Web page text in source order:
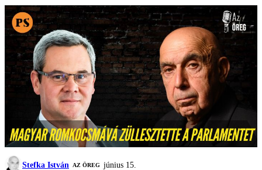
Stefka István AZ ÖREG június 15.